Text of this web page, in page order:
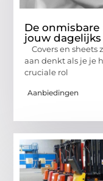
De onmisbare
jouw dagelijks
Covers en sheets
aan denkt als je je
cruciale rol
Aanbiedingen